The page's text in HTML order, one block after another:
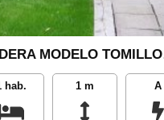
MODELO
hab. 1 m A